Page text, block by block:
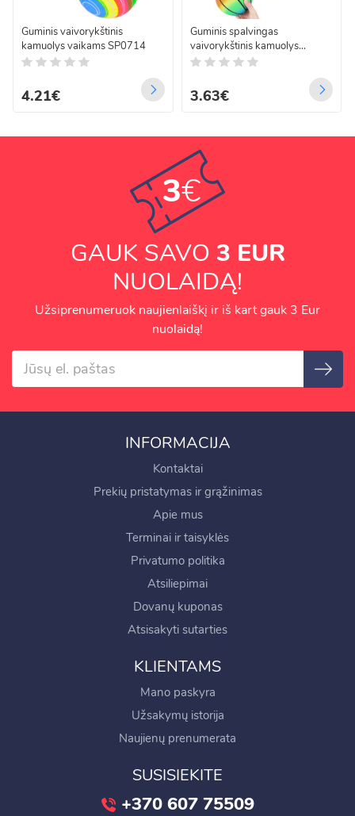
Guminis vaivorykštinis
kamuolys vaikams SP0714
4.21€
Guminis spalvingas
vaivorykštinis kamuolys
vaikams žaidimams, 9" 23cm,
3.63€
3€
GAUK SAVO 3 EUR
NUOLAIDĄ!
Užsiprenumeruok naujienlaiškį ir iš kart gauk 3 Eur
nuolaidą!
INFORMACIJA
Kontaktai
Prekių pristatymas ir grąžinimas
Apie mus
Terminai ir taisyklės
Privatumo politika
Atsiliepimai
Dovanų kuponas
Atsisakyti sutarties
KLIENTAMS
Mano paskyra
Užsakymų istorija
Naujienų prenumerata
SUSISIEKITE
+370 607 75509